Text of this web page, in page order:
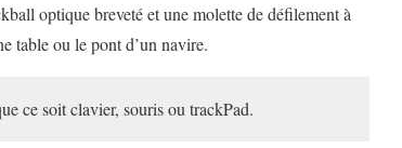
optique brevetéet unemolette de défilement à
table ou le pont d’un navire.
ce soit clavier, souris ou trackPad.